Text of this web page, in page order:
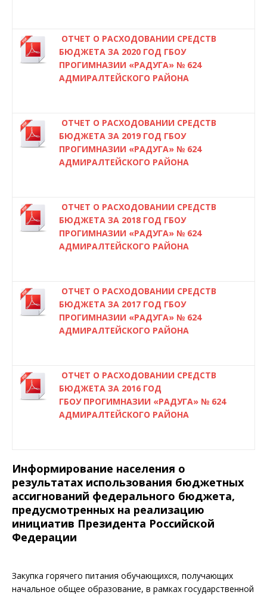
ОТЧЕТ О РАСХОДОВАНИИ СРЕДСТВ
БЮДЖЕТА ЗА 2020 ГОД ГБОУ
ПРОГИМНАЗИИ «РАДУГА» № 624
АДМИРАЛТЕЙСКОГО РАЙОНА
ОТЧЕТ О РАСХОДОВАНИИ СРЕДСТВ
БЮДЖЕТА ЗА 2019 ГОД ГБОУ
ПРОГИМНАЗИИ «РАДУГА» № 624
АДМИРАЛТЕЙСКОГО РАЙОНА
ОТЧЕТ О РАСХОДОВАНИИ СРЕДСТВ
БЮДЖЕТА ЗА 2018 ГОД ГБОУ
ПРОГИМНАЗИИ «РАДУГА» № 624
АДМИРАЛТЕЙСКОГО РАЙОНА
ОТЧЕТ О РАСХОДОВАНИИ СРЕДСТВ
БЮДЖЕТА ЗА 2017 ГОД ГБОУ
ПРОГИМНАЗИИ «РАДУГА» № 624
АДМИРАЛТЕЙСКОГО РАЙОНА
ОТЧЕТ О РАСХОДОВАНИИ СРЕДСТВ
БЮДЖЕТА ЗА 2016 ГОД
ГБОУ ПРОГИМНАЗИИ «РАДУГА» № 624
АДМИРАЛТЕЙСКОГО РАЙОНА
Информирование населения о
результатах использования бюджетных
ассигнований федерального бюджета,
предусмотренных на реализацию
инициатив Президента Российской
Федерации
Закупка горячего питания обучающихся, получающих
начальное общее образование, в рамках государственной